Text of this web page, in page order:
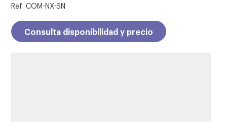
Ref: COM-NX-SN
Consulta disponibilidad y precio